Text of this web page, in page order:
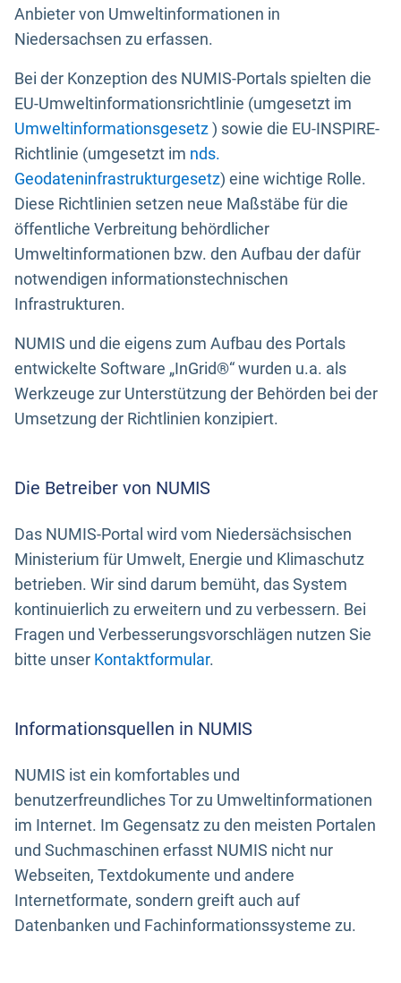
Anbieter von Umweltinformationen in
Niedersachsen zu erfassen.
Bei der Konzeption des NUMIS-Portals spielten die
EU-Umweltinformationsrichtlinie (umgesetzt im
Umweltinformationsgesetz) sowie die EU-INSPIRE-
Richtlinie (umgesetzt im nds.
Geodateninfrastrukturgesetz) eine wichtige Rolle.
Diese Richtlinien setzen neue Maßstäbe für die
öffentliche Verbreitung behördlicher
Umweltinformationen bzw. den Aufbau der dafür
notwendigen informationstechnischen
Infrastrukturen.
NUMIS und die eigens zum Aufbau des Portals
entwickelte Software „InGrid®“ wurden u.a. als
Werkzeuge zur Unterstützung der Behörden bei der
Umsetzung der Richtlinien konzipiert.
Die Betreiber von NUMIS
Das NUMIS-Portal wird vom Niedersächsischen
Ministerium für Umwelt, Energie und Klimaschutz
betrieben. Wir sind darum bemüht, das System
kontinuierlich zu erweitern und zu verbessern. Bei
Fragen und Verbesserungsvorschlägen nutzen Sie
bitte unser Kontaktformular.
Informationsquellen in NUMIS
NUMIS ist ein komfortables und
benutzerfreundliches Tor zu Umweltinformationen
im Internet. Im Gegensatz zu den meisten Portalen
und Suchmaschinen erfasst NUMIS nicht nur
Webseiten, Textdokumente und andere
Internetformate, sondern greift auch auf
Datenbanken und Fachinformationssysteme zu.